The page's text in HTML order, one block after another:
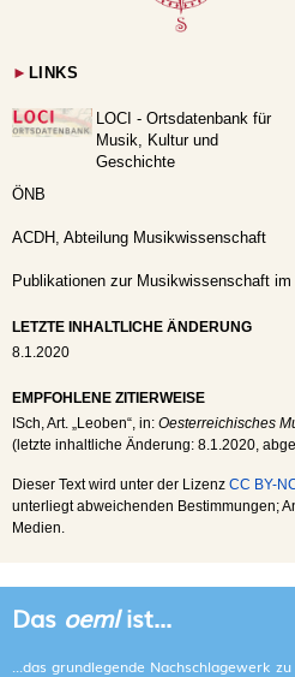
► LINKS
LOCI - Ortsdatenbank für
Musik, Kultur und
Geschichte
ÖNB
ACDH, Abteilung Musikwissenschaft
Publikationen zur Musikwissenschaft im
LETZTE INHALTLICHE ÄNDERUNG
8.1.2020
EMPFOHLENE ZITIERWEISE
ISch, Art. „Leoben“, in: Oesterreichisches
(letzte inhaltliche Änderung: 8.1.2020,
Dieser Text wird unter der Lizenz CC BY-
unterliegt abweichenden Bestimmungen;
Medien.
Das oemlist...
...das grundlegende Nachschlagewerk